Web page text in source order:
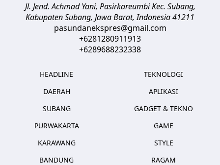
Jl. Jend. Achmad Yani, Pasirkareumbi Kec. Subang,
Kabupaten Subang, Jawa Barat,Indonesia41211
pasundanekspres@gmail.com
+6281280911913
+6289688232338
HEADLINE
DAERAH
SUBANG
PURWAKARTA
KARAWANG
BANDUNG
TEKNOLOGI
APLIKASI
GADGET & TEKNO
GAME
STYLE
RAGAM